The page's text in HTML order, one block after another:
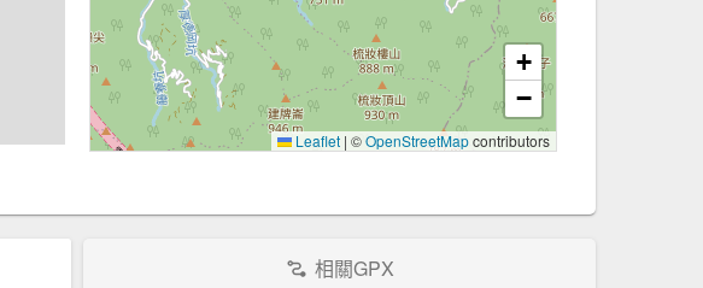
+
−
Leaflet | ©OpenStreetMapcontributors
相關GPX